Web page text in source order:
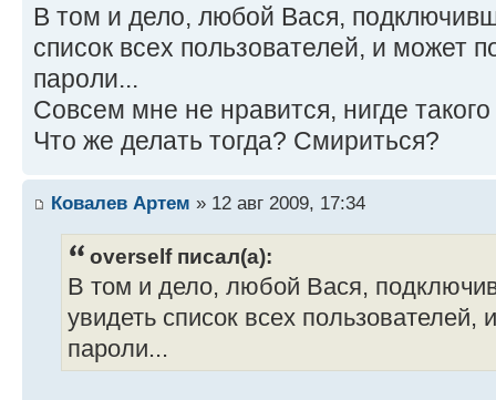
В том и дело, любой Вася,
список всех пользователей, и может
пароли...
Совсем мне не нравится, нигде
Что же делать тогда? Смириться?
Ковалев Артем » 12 авг 2009, 17:34
overself писал(а):
В том и дело, любой Вася,
увидеть список всех
пароли...